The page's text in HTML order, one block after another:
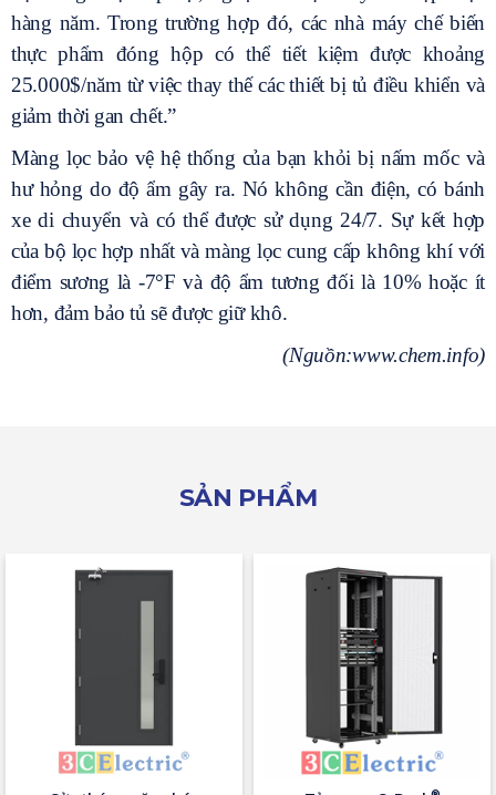
hàng năm. Trong trường hợp đó, các nhà máy chế biến
thực phẩm đóng hộp có thể tiết kiệm được khoảng
25.000$/năm từ việc thay thế các thiết bị tủ điều khiển và
giảm thời gan chết.”
Màng lọc bảo vệ hệ thống của bạn khỏi bị nấm mốc và
hư hỏng do độ ẩm gây ra. Nó không cần điện, có bánh
xe di chuyển và có thể được sử dụng 24/7. Sự kết hợp
của bộ lọc hợp nhất và màng lọc cung cấp không khí với
điểm sương là -7°F và độ ẩm tương đối là 10% hoặc ít
hơn, đảm bảo tủ sẽ được giữ khô.
(Nguồn:www.chem.info)
SẢN PHẨM